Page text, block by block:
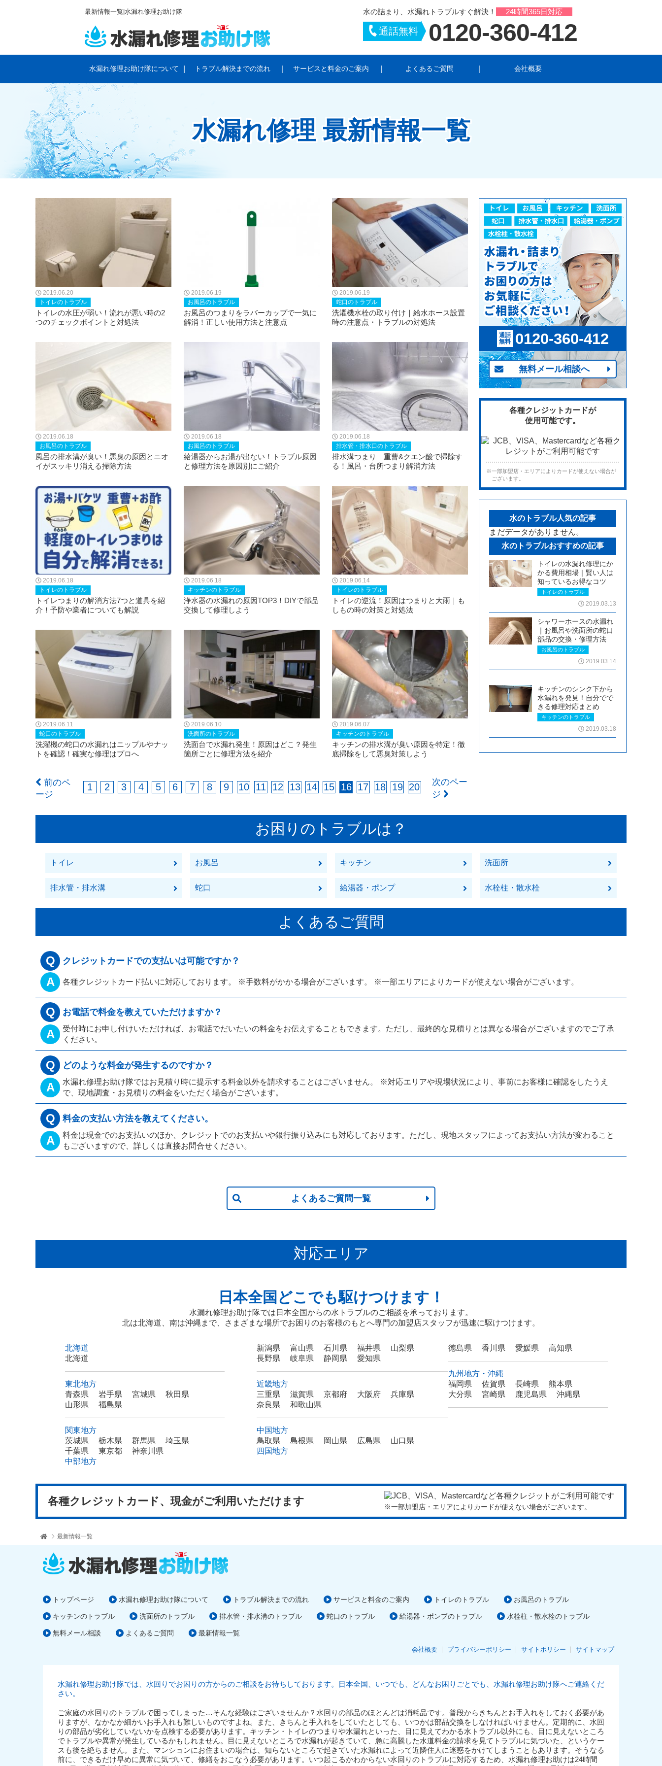
最新情報一覧|水漏れ修理お助け隊 水の詰まり、水漏れトラブルすぐ解決！ 24時間365日対応
通話無料 0120-360-412
水漏れ修理お助け隊について トラブル解決までの流れ サービスと料金のご案内
排水管・排水溝のトラブル 蛇口のトラブル 給湯器・ポンプのトラブル 水栓柱・散水栓のトラブル
よくあるご質問 会社概要
水漏れ修理 最新情報一覧
トイレの水圧が弱い！流れが悪い時の2
つのチェックポイントと対処法
トイレのトラブル
2019.06.20
お風呂のつまりをラバーカップで一気に
解消！正しい使用方法と注意点
お風呂のトラブル
2019.06.19
洗濯機水栓の取り付け｜給水ホース設置
時の注意点・トラブルの対処法
蛇口のトラブル
2019.06.19
風呂の排水溝が臭い！悪臭の原因とニオ
イがスッキリ消える掃除方法
お風呂のトラブル
2019.06.18
給湯器からお湯が出ない！トラブル原因
と修理方法を原因別にご紹介
お風呂のトラブル
2019.06.18
排水溝つまり｜重曹&クエン酸で掃除す
る！風呂・台所つまり解消方法
排水管・排水口のトラブル
2019.06.18
トイレつまりの解消方法7つと道具を紹
介！予防や業者についても解説
トイレのトラブル
2019.06.18
浄水器の水漏れの原因TOP3！DIYで部品
交換して修理しよう
キッチンのトラブル
2019.06.18
トイレの逆流！原因はつまりと大雨｜も
しもの時の対策と対処法
トイレのトラブル
2019.06.14
洗濯機の蛇口の水漏れはニップルやナッ
トを確認！確実な修理はプロへ
蛇口のトラブル
2019.06.11
洗面台で水漏れ発生！原因はどこ？発生
箇所ごとに修理方法を紹介
洗面所のトラブル
2019.06.10
キッチンの排水溝が臭い原因を特定！徹
底掃除をして悪臭対策しよう
キッチンのトラブル
2019.06.07
前のペ
ージ
1 2 3 4 5 6 7 8 9 10 11 12 13 14 15 16 17 18 19 20
次のペー
ジ
通話
無料
0120-360-412
無料メール相談へ
各種クレジットカードが
使用可能です。
※一部加盟店・エリアによりカードが使えない場合が
ございます。
水のトラブル人気の記事
まだデータがありません。
水のトラブルおすすめの記事
トイレの水漏れ修理にか
かる費用相場｜賢い人は
知っているお得なコツ
トイレのトラブル
2019.03.13
シャワーホースの水漏れ
｜お風呂や洗面所の蛇口
部品の交換・修理方法
お風呂のトラブル
2019.03.14
キッチンのシンク下から
水漏れを発見！自分でで
きる修理対応まとめ
キッチンのトラブル
2019.03.18
お困りのトラブルは？
トイレ お風呂 キッチン 洗面所
排水管・排水溝 蛇口 給湯器・ポンプ 水栓柱・散水栓
よくあるご質問
Q クレジットカードでの支払いは可能ですか？
A 各種クレジットカード払いに対応しております。 ※手数料がかかる場合がございます。 ※一部エリアによりカードが使えない場合がございます。
Q お電話で料金を教えていただけますか？
A
受付時にお申し付けいただければ、お電話でだいたいの料金をお伝えすることもできます。ただし、最終的な見積りとは異なる場合がございますのでご了承
ください。
Q どのような料金が発生するのですか？
A
水漏れ修理お助け隊ではお見積り時に提示する料金以外を請求することはございません。 ※対応エリアや現場状況により、事前にお客様に確認をしたうえ
で、現地調査・お見積りの料金をいただく場合がございます。
Q 料金の支払い方法を教えてください。
A
料金は現金でのお支払いのほか、クレジットでのお支払いや銀行振り込みにも対応しております。ただし、現地スタッフによってお支払い方法が変わること
もございますので、詳しくは直接お問合せください。
よくあるご質問一覧
対応エリア
日本全国どこでも駆けつけます！
水漏れ修理お助け隊では日本全国からの水トラブルのご相談を承っております。
北は北海道、南は沖縄まで、さまざまな場所でお困りのお客様のもとへ専門の加盟店スタッフが迅速に駆けつけます。
北海道
北海道
東北地方
青森県
岩手県 宮城県
秋田県
山形県
福島県
関東地方
茨城県
栃木県 群馬県
埼玉県
千葉県
東京都
神奈川県
中部地方
新潟県 富山県 石川県 福井県
山梨県
長野県
岐阜県 静岡県 愛知県
近畿地方
三重県
滋賀県 京都府 大阪府
兵庫県
奈良県
和歌山県
中国地方
鳥取県
島根県 岡山県 広島県
山口県
四国地方
徳島県 香川県 愛媛県 高知県
九州地方・沖縄
福岡県
佐賀県 長崎県
熊本県
大分県
宮崎県 鹿児島県 沖縄県
各種クレジットカード、現金がご利用いただけます ※一部加盟店・エリアによりカードが使えない場合がございます。
最新情報一覧
トップページ 水漏れ修理お助け隊について トラブル解決までの流れ サービスと料金のご案内 トイレのトラブル お風呂のトラブル
キッチンのトラブル 洗面所のトラブル 排水管・排水溝のトラブル 蛇口のトラブル 給湯器・ポンプのトラブル 水栓柱・散水栓のトラブル
無料メール相談 よくあるご質問 最新情報一覧
会社概要 プライバシーポリシー サイトポリシー サイトマップ
水漏れ修理お助け隊では、水回りでお困りの方からのご相談をお待ちしております。日本全国、いつでも、どんなお困りごとでも、水漏れ修理お助け隊へご連絡くだ
さい。
ご家庭の水回りのトラブルで困ってしまった…そんな経験はございませんか？水回りの部品のほとんどは消耗品です。普段からきちんとお手入れをしておく必要があ
りますが、なかなか細かいお手入れも難しいものですよね。また、きちんと手入れをしていたとしても、いつかは部品交換をしなければいけません。定期的に、水回
りの部品が劣化していないかを点検する必要があります。キッチン・トイレのつまりや水漏れといった、目に見えてわかる水トラブル以外にも、目に見えないところ
でトラブルや異常が発生しているかもしれません。目に見えないところで水漏れが起きていて、急に高騰した水道料金の請求を見てトラブルに気づいた、というケー
スも後を絶ちません。また、マンションにお住まいの場合は、知らないところで起きていた水漏れによって近隣住人に迷惑をかけてしまうこともあります。そうなる
前に、できるだけ早めに異常に気づいて、修繕をおこなう必要があります。いつ起こるかわからない水回りのトラブルに対応するため、水漏れ修理お助けは24時間